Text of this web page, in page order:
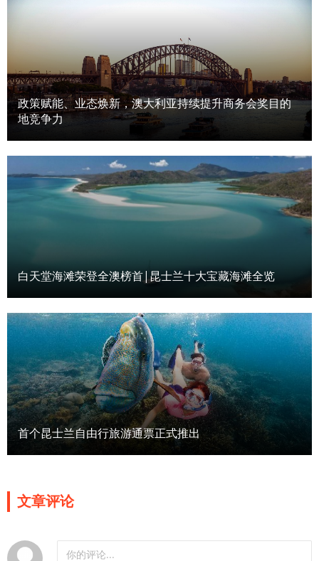
政策赋能、业态焕新，澳大利亚持续提升商务会奖目的
地竞争力
白天堂海滩荣登全澳榜首|昆士兰十大宝藏海滩全览
首个昆士兰自由行旅游通票正式推出
文章评论